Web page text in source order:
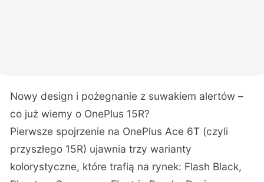
Nowy design i pożegnanie z suwakiem alertów –
co już wiemy o OnePlus 15R?
Pierwsze spojrzenie na OnePlus Ace 6T (czyli
przyszłego 15R) ujawnia trzy warianty
kolorystyczne, które trafią na rynek: Flash Black,